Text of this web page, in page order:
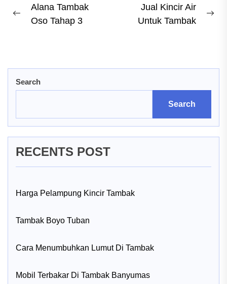
Post
navigation
Previous
Alana Tambak
Oso Tahap 3
Jual Kincir Air
Untuk Tambak
Search
Search
RECENTS POST
Harga Pelampung Kincir Tambak
Tambak Boyo Tuban
Cara Menumbuhkan Lumut Di Tambak
Mobil Terbakar Di Tambak Banyumas